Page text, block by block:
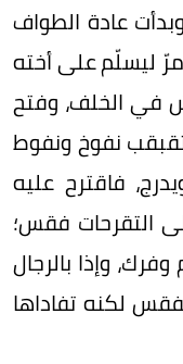
عادة الطواف
ليسلّم على أخته
في الخلف، وفتح
تقبقب نفوخ ونفوط
فاقترح عليه
التقرحات فقس؛
وإذا بالرجال
لكنه تفاداها